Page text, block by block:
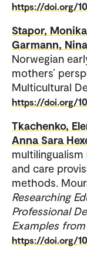
https://doi.org/
Stapor,
Garmann,
Norwegian
mothers’
Multicultural
https://doi.org/
Tkachenko,
Anna Sara
and care
methods.
Researching
Professional
Examples
https://doi.org/